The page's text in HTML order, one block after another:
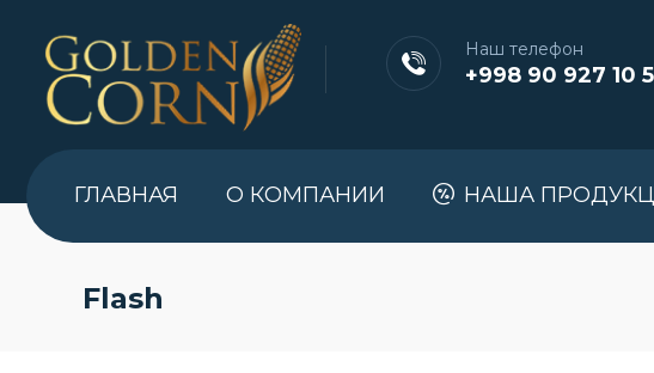
Наш телефон
+998 90 927 10
ГЛАВНАЯ О КОМПАНИИ НАША
Flash